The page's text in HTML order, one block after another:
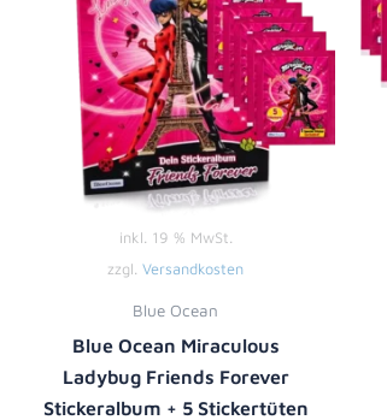
inkl. 19 % MwSt.
zzgl. Versandkosten
Blue Ocean
Blue Ocean Miraculous
Ladybug Friends Forever
Stickeralbum + 5 Stickertüten